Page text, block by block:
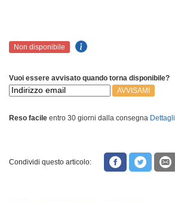
Non disponibile
Vuoi essere avvisato quando torna disponibile?
AVVISAMI
Reso facile entro 30 giorni dalla consegna Dettagli
Condividi questo articolo: